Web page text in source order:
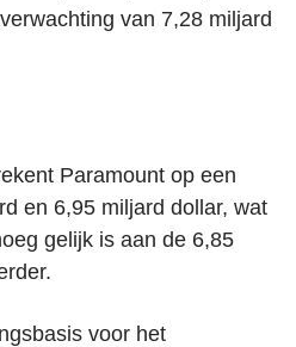
van 7,28 miljard
Paramount op een
en 6,95 miljard dollar, wat
gelijk is aan de 6,85
voor het